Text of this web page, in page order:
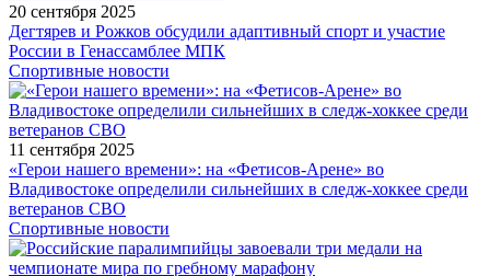
20 сентября 2025
Дегтярев и Рожков обсудили адаптивный спорт и участие
России в Генассамблее МПК
Спортивные новости
11 сентября 2025
«Герои нашего времени»: на «Фетисов-Арене» во
Владивостоке определили сильнейших в следж-хоккее среди
ветеранов СВО
Спортивные новости